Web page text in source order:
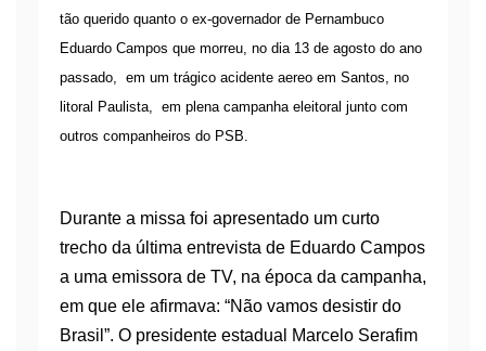
tão querido quanto o ex-governador de Pernambuco
Eduardo Campos que morreu, no dia 13 de agosto do ano
passado, em um trágico acidente aereo em Santos, no
litoral Paulista, em plena campanha eleitoral junto com
outros companheiros do PSB.
Durante a missa foi apresentado um curto
trecho da última entrevista de Eduardo Campos
a uma emissora de TV, na época da campanha,
em que ele afirmava: “Não vamos desistir do
Brasil”. O presidente estadual Marcelo Serafim